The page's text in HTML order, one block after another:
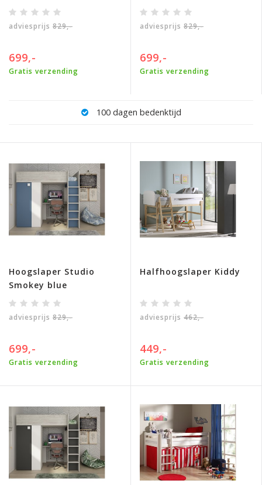
adviesprijs 829,-
699,-
Gratis verzending
adviesprijs 829,-
699,-
Gratis verzending
100 dagen bedenktijd
Hoogslaper Studio
Smokey blue
adviesprijs 829,-
699,-
Gratis verzending
Halfhoogslaper Kiddy
adviesprijs 462,-
449,-
Gratis verzending